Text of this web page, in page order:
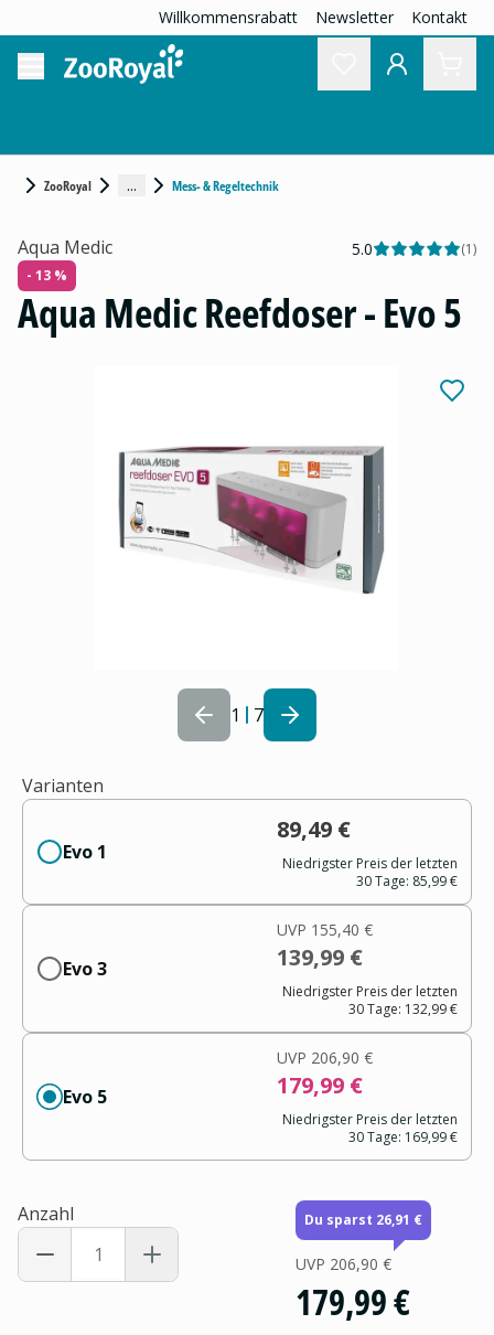
Willkommensrabatt Newsletter Kontakt
ZooRoyal ... Mess- & Regeltechnik
1 7
Aqua Medic 5.0 (1)
- 13 %
Aqua Medic Reefdoser - Evo 5
Varianten
Evo 1
89,49 €
Niedrigster Preis der letzten
30 Tage: 85,99 €
Evo 3
UVP 155,40 €
139,99 €
Niedrigster Preis der letzten
30 Tage: 132,99 €
Evo 5
UVP 206,90 €
179,99 €
Niedrigster Preis der letzten
30 Tage: 169,99 €
Anzahl Du sparst 26,91 €
UVP 206,90 €
179,99 €